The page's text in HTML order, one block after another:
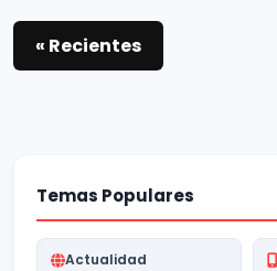
« Recientes
Temas Populares
Actualidad